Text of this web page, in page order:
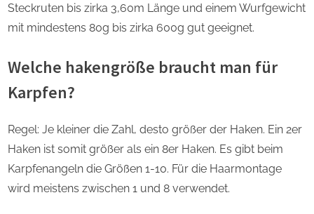
Steckruten bis zirka 3,60m Länge und einem Wurfgewicht
mit mindestens 80g bis zirka 600g gut geeignet.
Welche hakengröße braucht man für
Karpfen?
Regel: Je kleiner die Zahl, desto größer der Haken. Ein 2er
Haken ist somit größer als ein 8er Haken. Es gibt beim
Karpfenangeln die Größen 1-10. Für die Haarmontage
wird meistens zwischen 1 und 8 verwendet.